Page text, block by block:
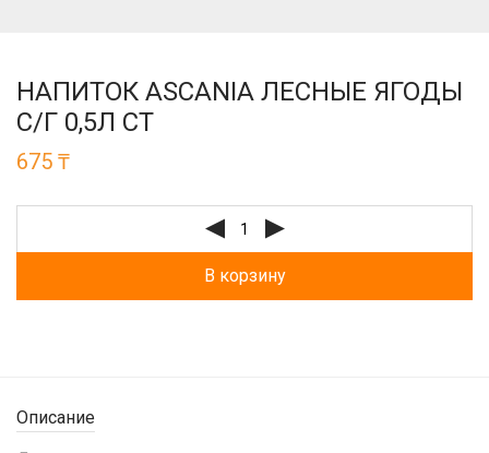
НАПИТОК ASCANIA ЛЕСНЫЕ ЯГОДЫ
С/Г 0,5Л СТ
675 ₸
В корзину
Описание